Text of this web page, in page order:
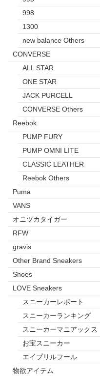
998
1300
new balance Others
CONVERSE
ALL STAR
ONE STAR
JACK PURCELL
CONVERSE Others
Reebok
PUMP FURY
PUMP OMNI LITE
CLASSIC LEATHER
Reebok Others
Puma
VANS
オニツカタイガー
RFW
gravis
Other Brand Sneakers
Shoes
LOVE Sneakers
スニーカーレポート
スニーカーランキング
スニーカーマニアックス
お宝スニーカー
エイプリルフール
物欲アイテム